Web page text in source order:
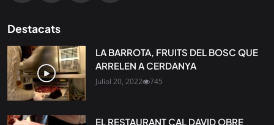
Destacats
LA BARROTA, FRUITS DEL BOSC QUE
ARRELEN A CERDANYA
Juliol 20, 2022 745
EL RESTAURANT CAL DAVID OBRE